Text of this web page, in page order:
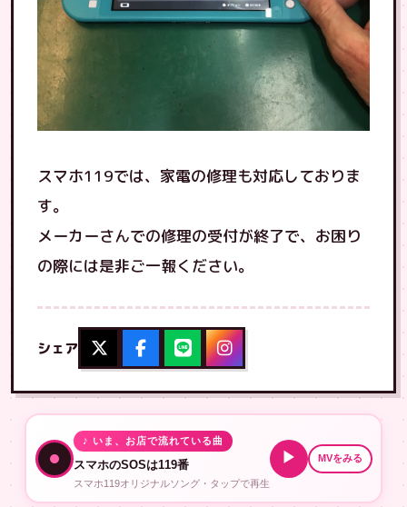
スマホ119では、家電の修理も対応しておりま
す。
メーカーさんでの修理の受付が終了で、お困り
の際には是非ご一報ください。
シェア
♪ いま、お店で流れている曲
スマホのSOSは119番
スマホ119オリジナルソング・タップで再生
▶ MVをみる